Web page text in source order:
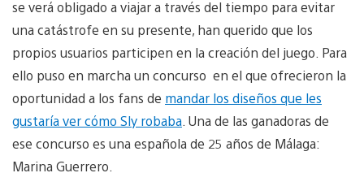
se verá obligado a viajar a través del tiempo para evitar
una catástrofe en su presente, han querido que los
propios usuarios participen en la creación del juego. Para
ello puso en marcha un concurso en el que ofrecieron la
oportunidad a los fans de mandar los diseños que les
gustaría ver cómo Sly robaba . Una de las ganadoras de
ese concurso es una española de 25 años de Málaga:
Marina Guerrero.